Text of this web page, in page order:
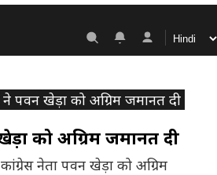
ने पवन खेड़ा को अग्रिम जमानत दी
खेड़ा को अग्रिम जमानत दी
कांग्रेस नेता पवन खेड़ा को अग्रिम